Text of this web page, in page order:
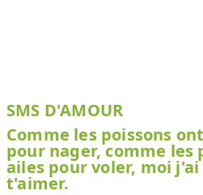
SMS D'AMOUR
Comme les poissons
pour nager, comme les
ailes pour voler, moi
t'aimer.